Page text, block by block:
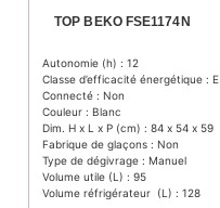
TOP BEKO FSE1174N
Autonomie (h) : 12
Classe d’efficacité énergétique : E
Connecté : Non
Couleur : Blanc
Dim. H x L x P (cm) : 84 x 54 x 59
Fabrique de glaçons : Non
Type de dégivrage : Manuel
Volume utile (L) : 95
Volume réfrigérateur (L) : 128